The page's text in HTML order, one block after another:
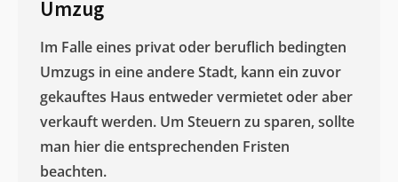
Umzug
Im Falle eines privat oder beruflich bedingten
Umzugs in eine andere Stadt, kann ein zuvor
gekauftes Haus entweder vermietet oder aber
verkauft werden. Um Steuern zu sparen, sollte
man hier die entsprechenden Fristen
beachten.